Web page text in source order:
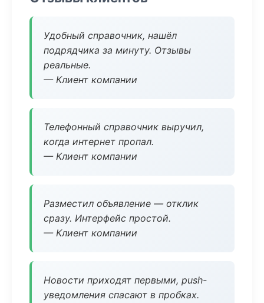
Удобный справочник, нашёл
подрядчика за минуту. Отзывы
реальные.
— Клиент компании
Телефонный справочник выручил,
когда интернет пропал.
— Клиент компании
Разместил объявление — отклик
сразу. Интерфейс простой.
— Клиент компании
Новости приходят первыми, push-
уведомления спасают в пробках.